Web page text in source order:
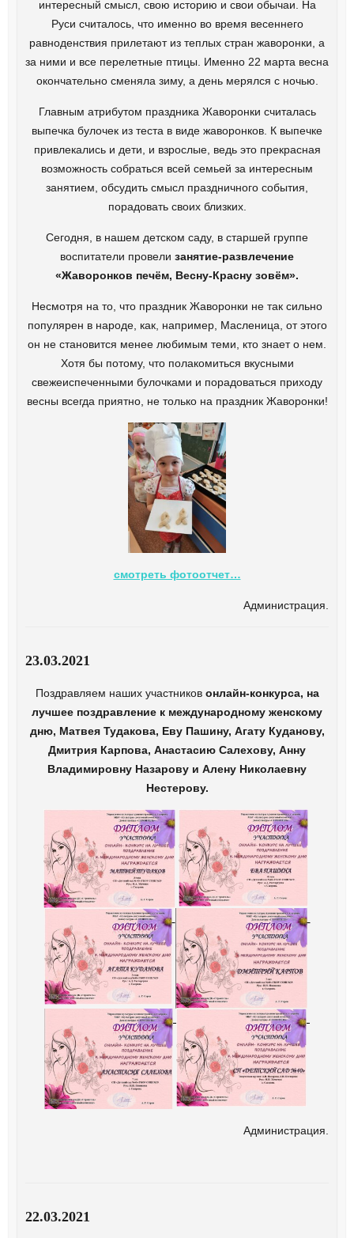
интересный смысл, свою историю и свои обычаи. На
Руси считалось, что именно во время весеннего
равноденствия прилетают из теплых стран жаворонки, а
за ними и все перелетные птицы. Именно 22 марта весна
окончательно сменяла зиму, а день мерялся с ночью.
Главным атрибутом праздника Жаворонки считалась
выпечка булочек из теста в виде жаворонков. К выпечке
привлекались и дети, и взрослые, ведь это прекрасная
возможность собраться всей семьей за интересным
занятием, обсудить смысл праздничного события,
порадовать своих близких.
Сегодня, в нашем детском саду, в старшей группе
воспитатели провели занятие-развлечение
«Жаворонков печём, Весну-Красну зовём».
Несмотря на то, что праздник Жаворонки не так сильно
популярен в народе, как, например, Масленица, от этого
он не становится менее любимым теми, кто знает о нем.
Хотя бы потому, что полакомиться вкусными
свежеиспеченными булочками и порадоваться приходу
весны всегда приятно, не только на праздник Жаворонки!
смотреть фотоотчет…
Администрация.
23.03.2021
Поздравляем наших участников онлайн-конкурса, на
лучшее поздравление к международному женскому
дню, Матвея Тудакова, Еву Пашину, Агату Куданову,
Дмитрия Карпова, Анастасию Салехову, Анну
Владимировну Назарову и Алену Николаевну
Нестерову.
Администрация.
22.03.2021